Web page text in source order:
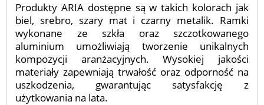
Produkty ARIA dostępne są w takich kolorach jak
biel, srebro, szary mat i czarny metalik. Ramki
wykonane ze szkła oraz szczotkowanego
aluminium umożliwiają tworzenie unikalnych
kompozycji aranżacyjnych. Wysokiej jakości
materiały zapewniają trwałość oraz odporność na
uszkodzenia, gwarantując satysfakcję z
użytkowania na lata.